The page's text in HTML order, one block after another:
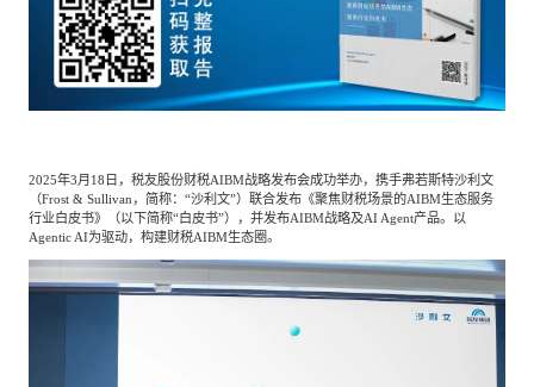
智能家居 汽车与出行
科技、媒体和通信 金融科技
地产与物业
媒体报道
关于我们
中国管理团队
表现与影响
中
2025年3月18日，税友股份财税AIBM战略发布会成功举办，携手弗若斯特沙利文
（Frost & Sullivan，简称：“沙利文”）联合发布《聚焦财税场景的AIBM生态服务
行业白皮书》（以下简称“白皮书”），并发布AIBM战略及AI Agent产品。以
Agentic AI为驱动，构建财税AIBM生态圈。